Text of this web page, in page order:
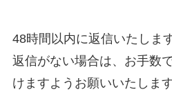
48時間以内に返信いたしま
返信がない場合は、お手数
けますようお願いいたします